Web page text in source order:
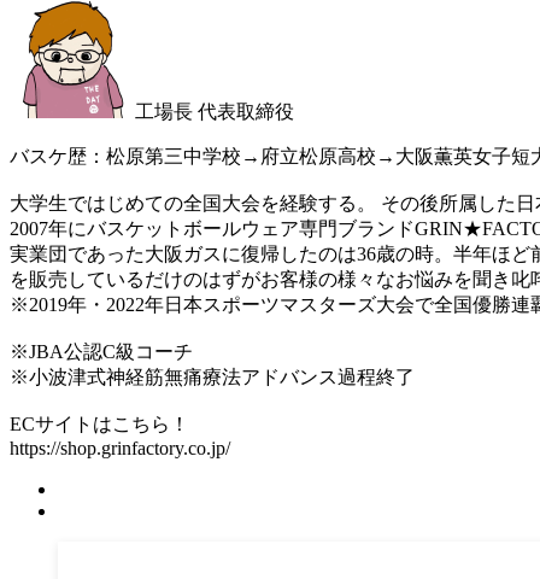
工場長 代表取締役
バスケ歴：松原第三中学校→府立松原高校→大阪薫英女子
大学生ではじめての全国大会を経験する。 その後所属した
2007年にバスケットボールウェア専門ブランド
実業団であった大阪ガスに復帰したのは36歳の時。半年ほ
を販売しているだけのはずがお客様の様々なお悩みを聞き
※2019年・2022年日本スポーツマスターズ大会で全国優勝連
※JBA公認C級コーチ
※小波津式神経筋無痛療法アドバンス過程終了
ECサイトはこちら！
https://shop.grinfactory.co.jp/